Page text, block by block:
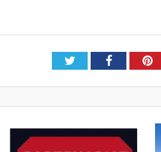
TwitterFacebook